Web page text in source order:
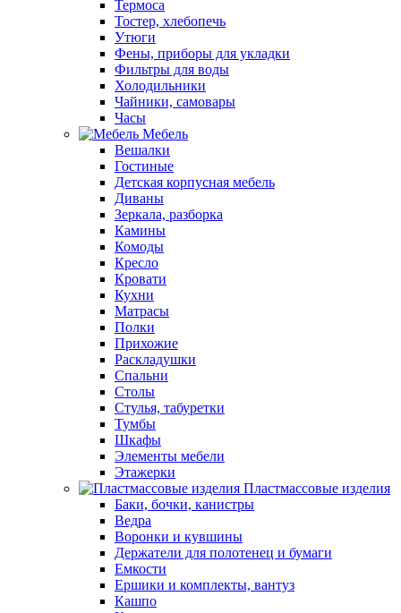
Термоса
Тостер, хлебопечь
Утюги
Фены, приборы для укладки
Фильтры для воды
Холодильники
Чайники, самовары
Часы
Мебель
Вешалки
Гостиные
Детская корпусная мебель
Диваны
Зеркала, разборка
Камины
Комоды
Кресло
Кровати
Кухни
Матрасы
Полки
Прихожие
Раскладушки
Спальни
Столы
Стулья, табуретки
Тумбы
Шкафы
Элементы мебели
Этажерки
Пластмассовые изделия
Баки, бочки, канистры
Ведра
Воронки и кувшины
Держатели для полотенец и бумаги
Емкости
Ершики и комплекты, вантуз
Кашпо